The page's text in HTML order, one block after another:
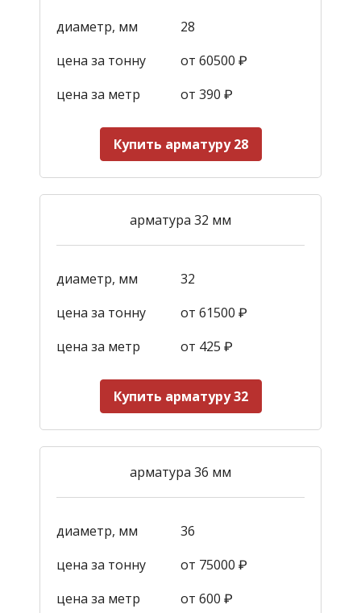
диаметр, мм
28
цена за тонну
от 60500 ₽
цена за метр
от 390 ₽
Купить арматуру 28
арматура 32 мм
диаметр, мм
32
цена за тонну
от 61500 ₽
цена за метр
от 425 ₽
Купить арматуру 32
арматура 36 мм
диаметр, мм
36
цена за тонну
от 75000 ₽
цена за метр
от 600 ₽